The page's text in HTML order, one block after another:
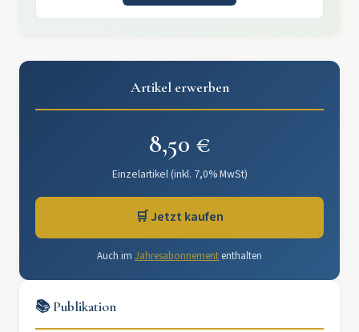
Artikel erwerben
8,50 €
Einzelartikel (inkl. 7,0% MwSt)
🛒 Jetzt kaufen
Auch im Jahresabonnement enthalten
📚 Publikation